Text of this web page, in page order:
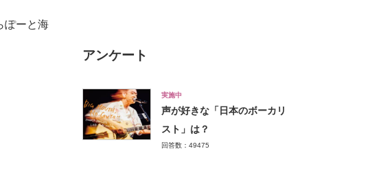
ぽーと海
アンケート
実施中
声が好きな「日本のボーカリ
スト」は？
回答数：49475